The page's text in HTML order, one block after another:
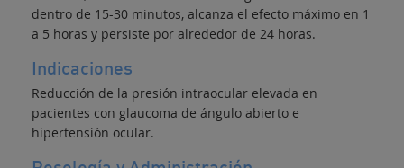
dentro de 15-30 minutos, alcanza el efecto máximo en 1
a 5 horas y persiste por alrededor de 24 horas.
Indicaciones
Reducción de la presión intraocular elevada en
pacientes con glaucoma de ángulo abierto e
hipertensión ocular.